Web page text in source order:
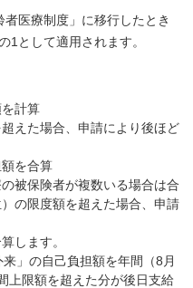
医療制度」に移行したとき
1として適用されます。
計算
えた場合、申請により後ほど
を合算
被保険者が複数いる場合は合
の限度額を超えた場合、申請
します。
」の自己負担額を年間（8月
上限額を超えた分が後日支給